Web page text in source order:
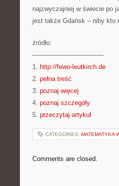
najzwyczajniej w świecie po
jest także Gdańsk – niby kto
źródło:
———————————
1. http://fewo-leutkirch.de
2. pełna treść
3. poznaj więcej
4. poznaj szczegóły
5. przeczytaj artykuł
CATEGORIES: MATEMATYKA
Comments are closed.